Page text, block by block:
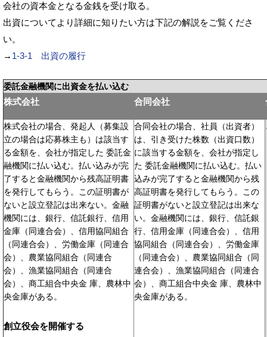
会社の資本金となる金銭を受け取る。
出資についてより詳細に知りたい方は下記の解説をご覧くださ
い。
→ 1-3-1 出資の履行
委託金融機関に出資金を払い込む
株式会社 合同会社
株式会社の場合、発起人（募集設
立の場合は応募株主も）は該当す
る金額を、会社が指定した 委託金
融機関に払い込む。払い込みが完
了すると金融機関から残高証明書
を発行してもらう。この証明書が
ないと設立登記は出来ない。金融
機関には、銀行、信託銀行、信用
金庫（同連合会）、信用協同組合
（同連合会）、労働金庫（同連合
会）、農業協同組合（同連合
会）、漁業協同組合（同連合
会）、商工組合中央金 庫、農林中
央金庫がある。
創立役会を開催する
合同会社の場合、社員（出資者）
は、引き受けた株数（出資口数）
に該当する金額を、会社が指定し
た 委託金融機関に払い込む。払い
込みが完了すると金融機関から残
高証明書を発行してもらう。この
証明書がないと設立登記は出来な
い。金融機関には、銀行、信託銀
行、信用金庫（同連合会）、信用
協同組合（同連合会）、労働金庫
（同連合会）、農業協同組合（同
連合会）、漁業協同組合（同連合
会）、商工組合中央金 庫、農林中
央金庫がある。